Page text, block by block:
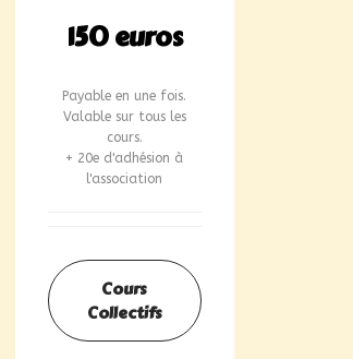
150 euros
Payable en une fois.
Valable sur tous les
cours.
+ 20e d'adhésion à
l'association
Cours
Collectifs